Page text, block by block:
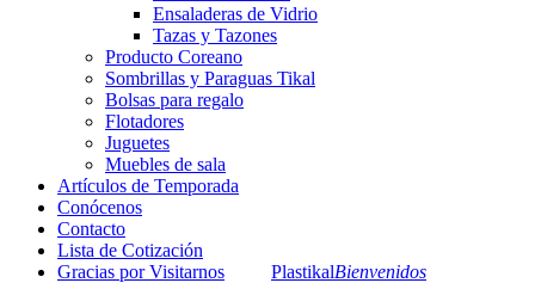
Ensaladeras de Vidrio
Tazas y Tazones
Producto Coreano
Sombrillas y Paraguas Tikal
Bolsas para regalo
Flotadores
Juguetes
Muebles de sala
Artículos de Temporada
Conócenos
Contacto
Lista de Cotización
Gracias por Visitarnos
PlastikalBienvenidos